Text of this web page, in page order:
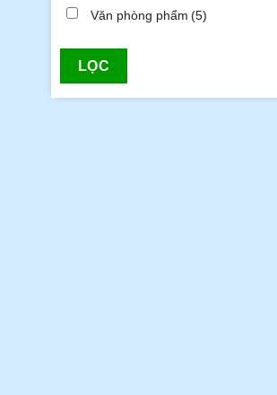
Văn phòng phẩm (5)
LỌC